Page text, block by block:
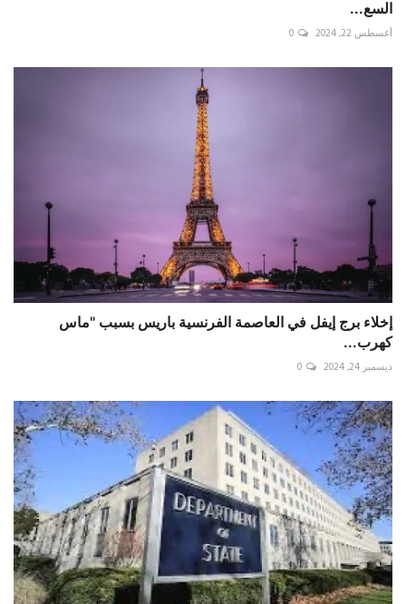
السع...
أغسطس 22, 2024 0
إخلاء برج إيفل في العاصمة الفرنسية باريس بسبب "ماس
كهرب...
ديسمبر 24, 2024 0